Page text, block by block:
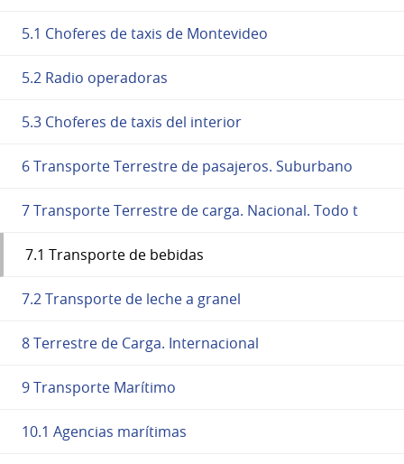
5.1 Choferes de taxis de Montevideo
5.2 Radio operadoras
5.3 Choferes de taxis del interior
6 Transporte Terrestre de pasajeros. Suburbano
7 Transporte Terrestre de carga. Nacional. Todo t
7.1 Transporte de bebidas
7.2 Transporte de leche a granel
8 Terrestre de Carga. Internacional
9 Transporte Marítimo
10.1 Agencias marítimas